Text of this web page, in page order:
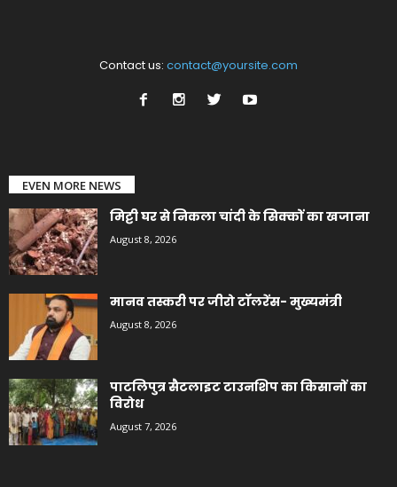
Contact us: contact@yoursite.com
EVEN MORE NEWS
मिट्टी घर से निकला चांदी के सिक्कों का खजाना
August 8, 2026
मानव तस्करी पर जीरो टॉलरेंस- मुख्यमंत्री
August 8, 2026
पाटलिपुत्र सैटलाइट टाउनशिप का किसानों का
विरोध
August 7, 2026